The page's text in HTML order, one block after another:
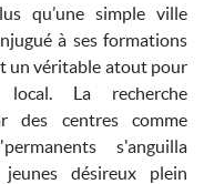
qu’une simple ville
à ses formations
un véritable atout pour
local. La recherche
des centres comme
s'anguilla
désireux plein